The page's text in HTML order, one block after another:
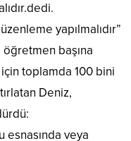
yapılmalıdır”
başına
için toplamda 100 bini
Deniz,
esnasında veya